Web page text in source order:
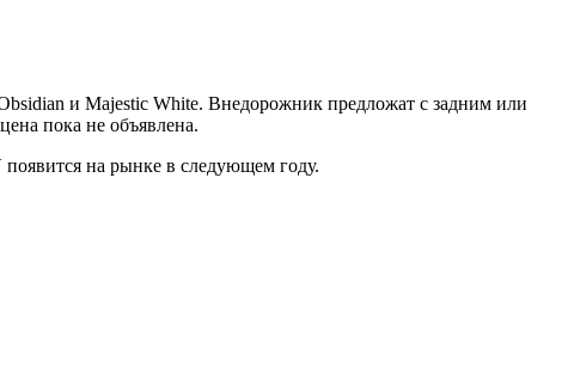
и Majestic White. Внедорожник предложат с задним или
пока не объявлена.
на рынке в следующем году.